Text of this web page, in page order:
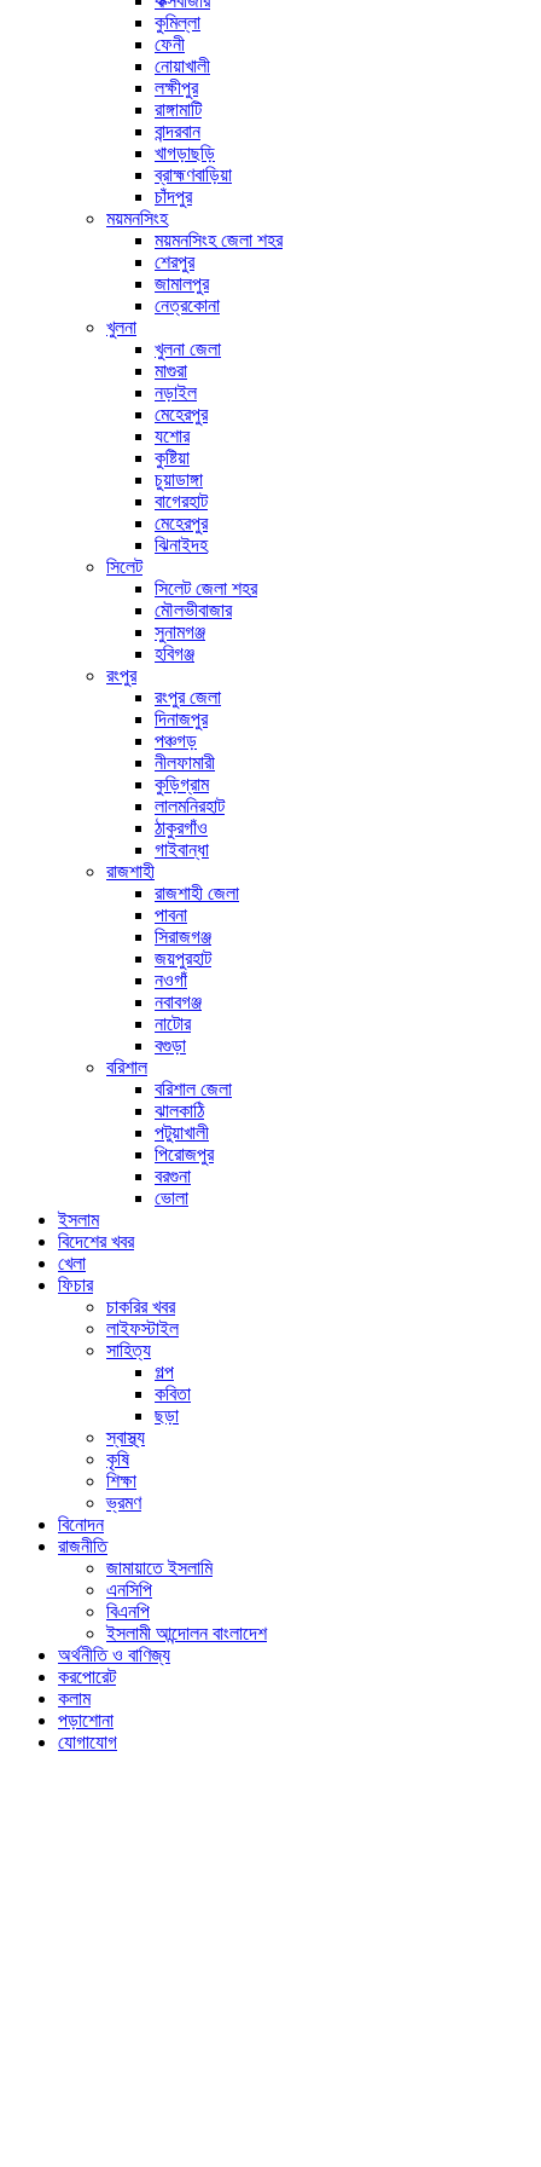
কুমিল্লা
ফেনী
নোয়াখালী
লক্ষীপুর
রাঙ্গামাটি
বান্দরবান
খাগড়াছড়ি
ব্রাহ্মণবাড়িয়া
চাঁদপুর
ময়মনসিংহ
ময়মনসিংহ জেলা শহর
শেরপুর
জামালপুর
নেত্রকোনা
খুলনা
খুলনা জেলা
মাগুরা
নড়াইল
মেহেরপুর
যশোর
কুষ্টিয়া
চুয়াডাঙ্গা
বাগেরহাট
মেহেরপুর
ঝিনাইদহ
সিলেট
সিলেট জেলা শহর
মৌলভীবাজার
সুনামগঞ্জ
হবিগঞ্জ
রংপুর
রংপুর জেলা
দিনাজপুর
পঞ্চগড়
নীলফামারী
কুড়িগ্রাম
লালমনিরহাট
ঠাকুরগাঁও
গাইবান্ধা
রাজশাহী
রাজশাহী জেলা
পাবনা
সিরাজগঞ্জ
জয়পুরহাট
নওগাঁ
নবাবগঞ্জ
নাটোর
বগুড়া
বরিশাল
বরিশাল জেলা
ঝালকাঠি
পটুয়াখালী
পিরোজপুর
বরগুনা
ভোলা
ইসলাম
বিদেশের খবর
খেলা
ফিচার
চাকরির খবর
লাইফস্টাইল
সাহিত্য
গল্প
কবিতা
ছড়া
স্বাস্থ্য
কৃষি
শিক্ষা
ভ্রমণ
বিনোদন
রাজনীতি
জামায়াতে ইসলামি
এনসিপি
বিএনপি
ইসলামী আন্দোলন বাংলাদেশ
অর্থনীতি ও বাণিজ্য
করপোরেট
কলাম
পড়াশোনা
যোগাযোগ